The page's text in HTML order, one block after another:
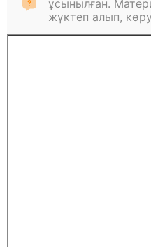
ұсынылған.
жүктеп алып,